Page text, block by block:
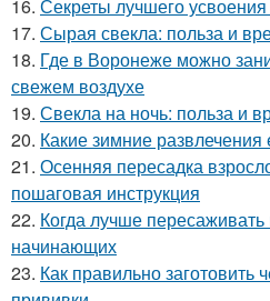
16. Секреты лучшего
17. Сырая свекла: польза и
18. Где в Воронеже можно
свежем воздухе
19. Свекла на ночь: польза и
20. Какие зимние развлечения
21. Осенняя пересадка
пошаговая инструкция
22. Когда лучше
начинающих
23. Как правильно заготовить